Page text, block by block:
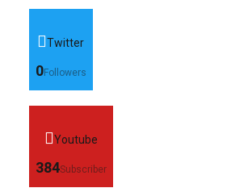
Twitter
0Followers
Youtube
384Subscriber